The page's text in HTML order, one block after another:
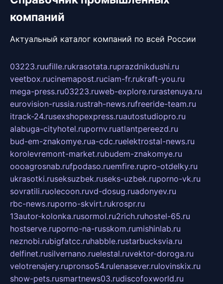
компаний
Актуальный каталог компаний по всей России
03223.ruufille.rukrasotata.ruprazdnikdushi.ru
veetbox.rucinemapost.ruciam-fr.rukraft-you.ru
mega-press.ru03223.ruweb-explore.rurastenuya.ru
eurovision-russia.rustrah-news.rufreeride-team.ru
itrack-24.rusexshopexpress.ruautostudiopro.ru
alabuga-cityhotel.rupornv.ruatlantpereezd.ru
bud-em-znakomye.rua-cdc.ruelektrostal-news.ru
korolevremont-market.rubudem-znakomye.ru
oooagrosnab.rufpodaso.ruemfire.rupro-otdelky.ru
ukrasotki.ruseksuzbek.ruseks-uzbek.ruporno-vk.ru
sovratili.ruolecoon.ruvd-dosug.ruadonyev.ru
rbc-news.ruporno-skvirt.rukrospr.ru
13autor-kolonka.rusormol.ru2rich.ruhostel-65.ru
hostserve.ruporno-na-russkom.rumishinlab.ru
neznobi.rubigfatcc.ruhabble.rustarbucksvia.ru
delfinet.rusilvernano.ruelestal.ruvektor-doroga.ru
velotrenajery.rupronso54.rulenasever.rulovinskix.ru
show-pets.rusmartnews03.rudiscofoxworld.ru